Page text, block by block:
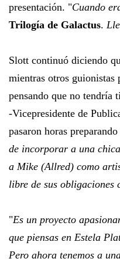
presentación. "Cuando
Trilogía de Galactus.
Slott continuó diciendo
mientras otros guionistas
pensando que no tendría
-Vicepresidente de
pasaron horas
de incorporar a una
a Mike (Allred) como
libre de sus obligaciones
"Es un proyecto
que piensas en Estela
Pero ahora tenemos a